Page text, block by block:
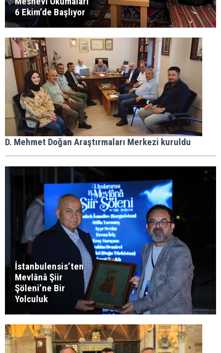
6 Ekim’de Başlıyor
D. Mehmet Doğan Araştırmaları Merkezi kuruldu
İstanbulensis’ten
Mevlânâ Şiir
Şöleni’ne Bir
Yolculuk